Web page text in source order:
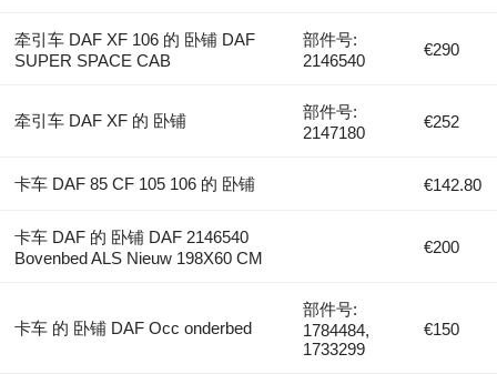
牵引车 DAF XF 106 的 卧铺 DAF
SUPER SPACE CAB
部件号:
2146540
€290
牵引车 DAF XF 的 卧铺
部件号:
2147180
€252
卡车 DAF 85 CF 105 106 的 卧铺 €142.80
卡车 DAF 的 卧铺 DAF 2146540
Bovenbed ALS Nieuw 198X60 CM
€200
卡车 的 卧铺 DAF Occ onderbed
部件号:
1784484,
1733299
€150